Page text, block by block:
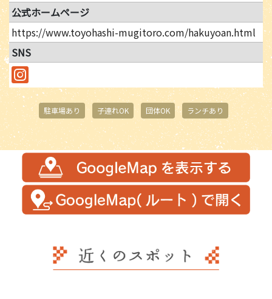
公式ホームページ
https://www.toyohashi-mugitoro.com/hakuyoan.html
SNS
駐車場あり 子連れOK 団体OK ランチあり